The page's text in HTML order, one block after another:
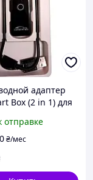
адаптер
Box (2 in 1) для
Type-C
адаптер для
отправке
₴/мес